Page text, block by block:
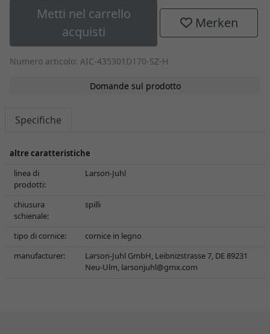
Metti nel carrello
acquisti
Merken
Numero articolo: AIC-435301D170-SZ-H
Domande sul prodotto
Specifiche
altre caratteristiche
linea di
prodotti:
Larson-Juhl
chiusura
schienale:
spilli
tipo di cornice:
cornice in legno
manufacturer:
Larson-Juhl GmbH, Leibnizstrasse 7, DE 89231
Neu-Ulm, larsonjuhl@gmx.com